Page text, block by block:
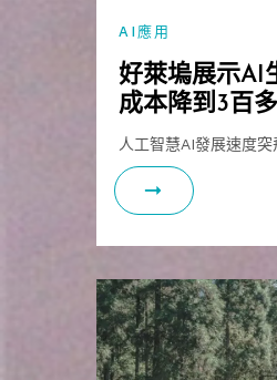
AI應用
好萊塢展示AI
成本降到3百
人工智慧AI發展速度